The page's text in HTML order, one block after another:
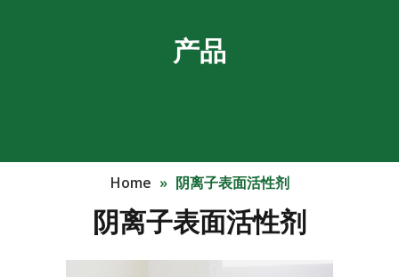
产品
Home » 阴离子表面活性剂
阴离子表面活性剂